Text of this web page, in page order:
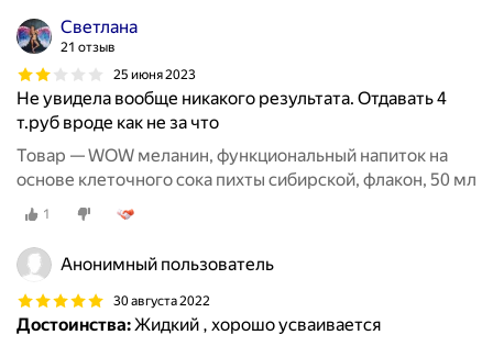
Светлана
21 отзыв
25 июня 2023
Не увидела вообще никакого результата. Отдавать 4
т.руб вроде как не за что
Товар — WOW меланин, функциональный напиток на
основе клеточного сока пихты сибирской, флакон, 50 мл
1
Анонимный пользователь
30 августа 2022
Достоинства:Жидкий , хорошо усваивается